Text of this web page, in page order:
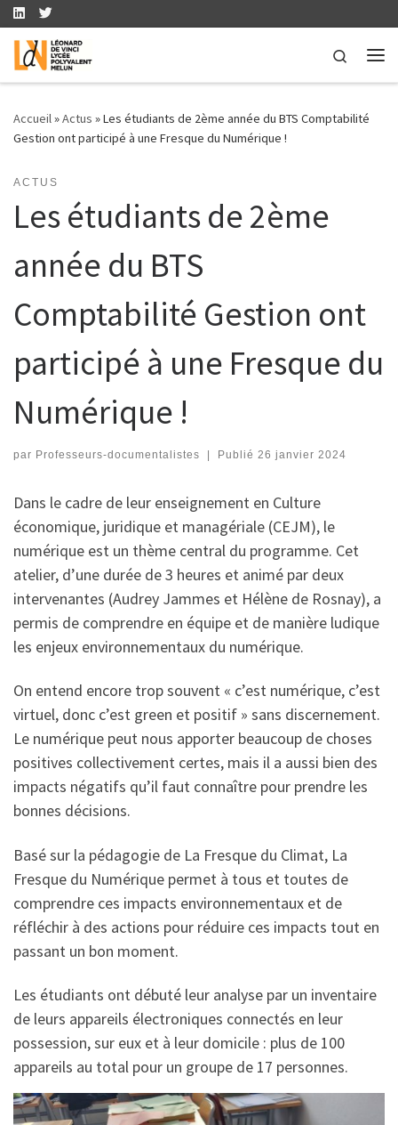
Skip to content
Search
Accueil»Actus »Les étudiants de 2ème année du BTS Comptabilité
Gestion ont participé à une Fresque du Numérique !
ACTUS
Les étudiants de 2ème
année du BTS
Comptabilité Gestion ont
participé à une Fresque du
Numérique !
par Professeurs-documentalistes | Publié 26 janvier 2024
Dans le cadre de leur enseignement en Culture
économique, juridique et managériale (CEJM), le
numérique est un thème central du programme. Cet
atelier, d’une durée de 3 heures et animé par deux
intervenantes (Audrey Jammes et Hélène de Rosnay), a
permis de comprendre en équipe et de manière ludique
les enjeux environnementaux du numérique.
On entend encore trop souvent « c’est numérique, c’est
virtuel, donc c’est green et positif » sans discernement.
Le numérique peut nous apporter beaucoup de choses
positives collectivement certes, mais il a aussi bien des
impacts négatifs qu’il faut connaître pour prendre les
bonnes décisions.
Basé sur la pédagogie de La Fresque du Climat, La
Fresque du Numérique permet à tous et toutes de
comprendre ces impacts environnementaux et de
réfléchir à des actions pour réduire ces impacts tout en
passant un bon moment.
Les étudiants ont débuté leur analyse par un inventaire
de leurs appareils électroniques connectés en leur
possession, sur eux et à leur domicile : plus de 100
appareils au total pour un groupe de 17 personnes.